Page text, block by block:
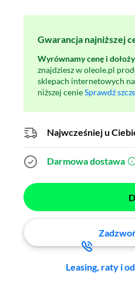
Gwarancja najniższej
Wyrównamy cenę i
znajdziesz w oleole.pl
sklepach internetowych
niższej cenieSprawdź
Najwcześniej u
Darmowa dostawa
Leasing, raty i